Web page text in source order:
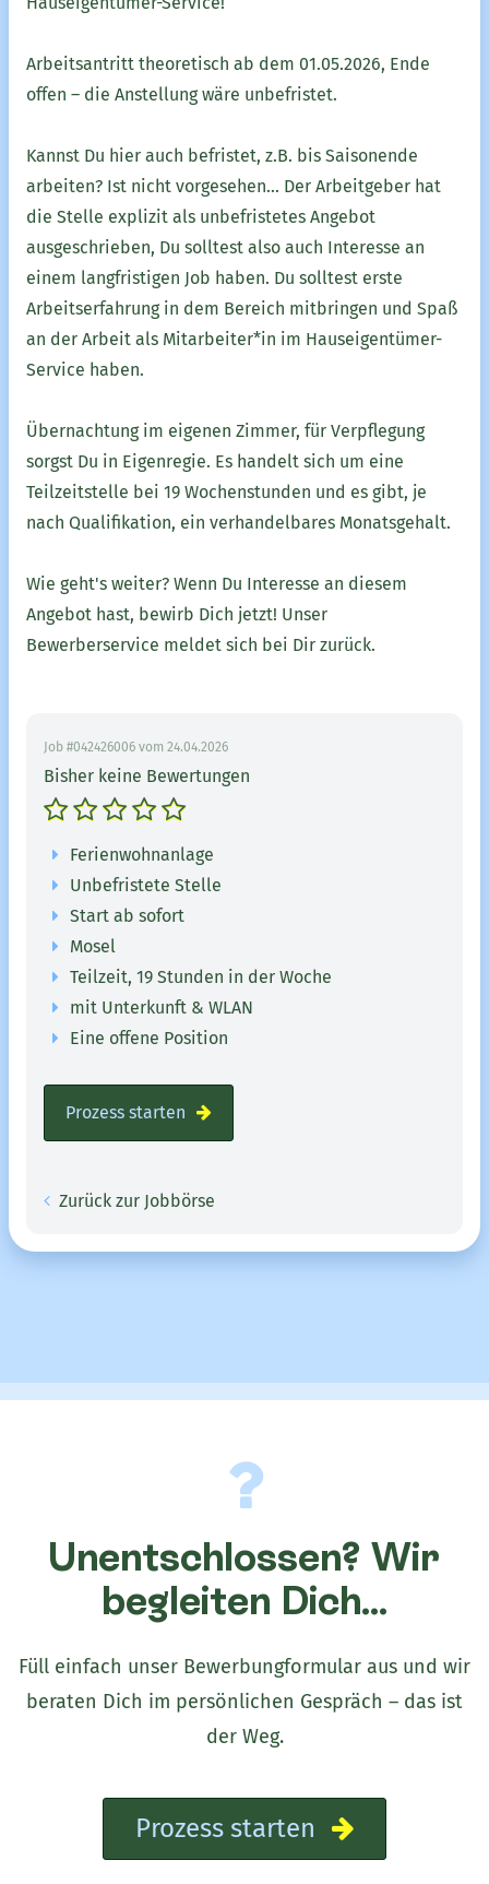
Arbeitsantritt theoretisch ab dem 01.05.2026, Ende
offen – die Anstellung wäre unbefristet.
Kannst Du hier auch befristet, z.B. bis Saisonende
arbeiten? Ist nicht vorgesehen... Der Arbeitgeber hat
die Stelle explizit als unbefristetes Angebot
ausgeschrieben, Du solltest also auch Interesse an
einem langfristigen Job haben. Du solltest erste
Arbeitserfahrung in dem Bereich mitbringen und Spaß
an der Arbeit als Mitarbeiter*in im Hauseigentümer-
Service haben.
Übernachtung im eigenen Zimmer, für Verpflegung
sorgst Du in Eigenregie. Es handelt sich um eine
Teilzeitstelle bei 19 Wochenstunden und es gibt, je
nach Qualifikation, ein verhandelbares Monatsgehalt.
Wie geht's weiter? Wenn Du Interesse an diesem
Angebot hast, bewirb Dich jetzt! Unser
Bewerberservice meldet sich bei Dir zurück.
Job #042426006 vom 24.04.2026
Bisher keine Bewertungen
Ferienwohnanlage
Unbefristete Stelle
Start ab sofort
Mosel
Teilzeit, 19 Stunden in der Woche
mit Unterkunft & WLAN
Eine offene Position
Prozess starten
Zurück zur Jobbörse
Unentschlossen? Wir
begleiten Dich...
Füll einfach unser Bewerbungformular aus und wir
beraten Dich im persönlichen Gespräch – das ist
der Weg.
Prozess starten